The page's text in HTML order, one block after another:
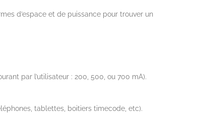
d’espace et de puissance pour trouver un
par l’utilisateur : 200, 500, ou 700 mA).
tablettes, boitiers timecode, etc).